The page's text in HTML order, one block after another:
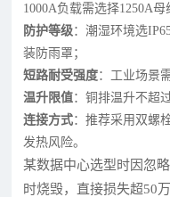
1000A负载需选择1250A母
防护等级：潮湿环境选
装防雨罩；
短路耐受强度：工业场景
温升限值：铜排温升不超
连接方式：推荐采用双螺
发热风险。
某数据中心选型时因忽
时烧毁，直接损失超50